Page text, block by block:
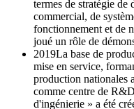
termes de stratégie de
commercial, de
fonctionnement et de
joué un rôle de
2019La base de
mise en service,
production nationales
comme centre de
d'ingénierie » a été